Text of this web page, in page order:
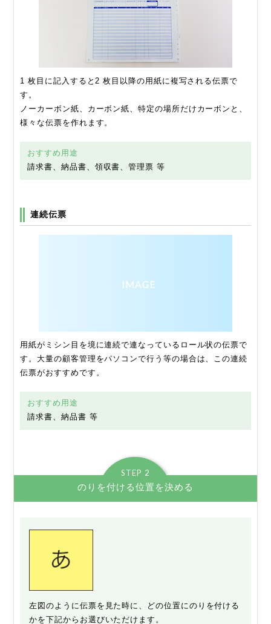
1 枚目に記入すると2 枚目以降の用紙に複写される伝票で
す。
ノーカーボン紙、カーボン紙、特定の場所だけカーボンと、
様々な伝票を作れます。
おすすめ用途
請求書、納品書、領収書、管理票 等
連続伝票
用紙がミシン目を境に連続で連なっているロール状の伝票で
す。大量の顧客管理をパソコンで行う等の場合は、この連続
伝票がおすすめです。
おすすめ用途
請求書、納品書 等
STEP 2
のりを付ける位置を決める
左図のように伝票を見た時に、どの位置にのりを付ける
かを下記からお選びいただけます。